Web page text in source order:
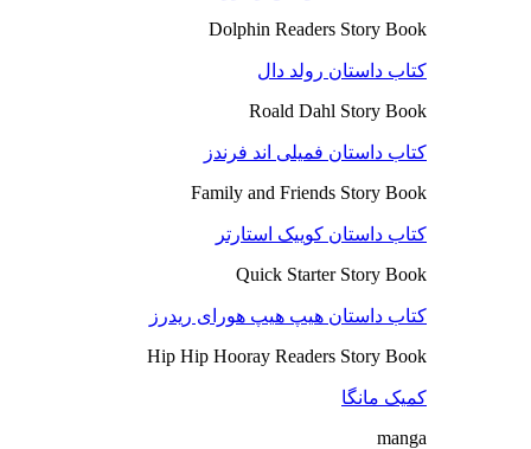
Dolphin Readers Story Book
کتاب داستان رولد دال
Roald Dahl Story Book
کتاب داستان فمیلی اند فرندز
Family and Friends Story Book
کتاب داستان کوییک استارتر
Quick Starter Story Book
کتاب داستان هیپ هیپ هورای ریدرز
Hip Hip Hooray Readers Story Book
کمیک مانگا
manga